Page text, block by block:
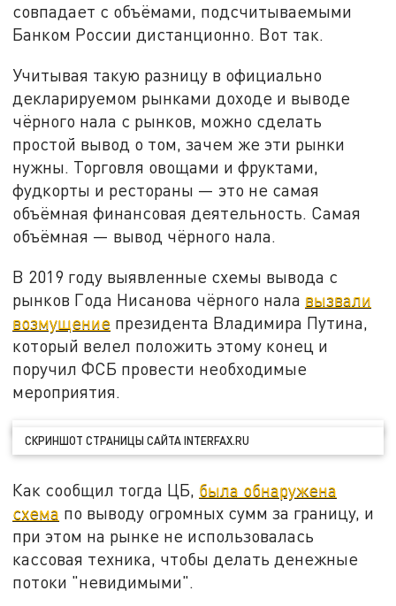
совпадает с объёмами, подсчитываемыми
Банком России дистанционно. Вот так.
Учитывая такую разницу в официально
декларируемом рынками доходе и выводе
чёрного нала с рынков, можно сделать
простой вывод о том, зачем же эти рынки
нужны. Торговля овощами и фруктами,
фудкорты и рестораны — это не самая
объёмная финансовая деятельность. Самая
объёмная — вывод чёрного нала.
В 2019 году выявленные схемы вывода с
рынков Года Нисанова чёрного нала вызвали
возмущение президента Владимира Путина,
который велел положить этому конец и
поручил ФСБ провести необходимые
мероприятия.
СКРИНШОТ СТРАНИЦЫ САЙТА INTERFAX.RU
Как сообщил тогда ЦБ, была обнаружена
схема по выводу огромных сумм за границу, и
при этом на рынке не использовалась
кассовая техника, чтобы делать денежные
потоки "невидимыми".